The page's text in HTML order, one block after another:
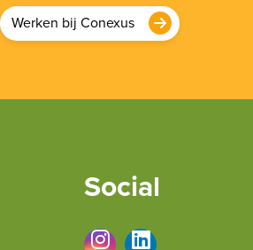
Werken bij Conexus
Social